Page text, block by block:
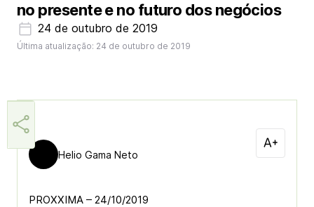
no presente e no futuro dos negócios
24 de outubro de 2019
Última atualização: 24 de outubro de 2019
Helio Gama Neto
PROXXIMA – 24/10/2019